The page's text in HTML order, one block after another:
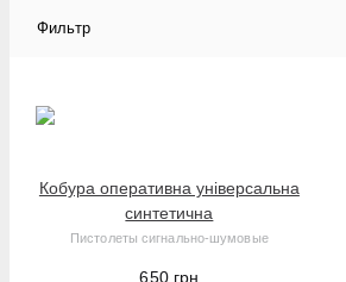
Производитель
Bassell
Beeman
Фильтр
Кобура оперативна універсальна
синтетична
Пистолеты сигнально-шумовые
650 грн